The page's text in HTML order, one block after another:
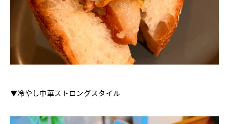
▼冷やし中華ストロングスタイル